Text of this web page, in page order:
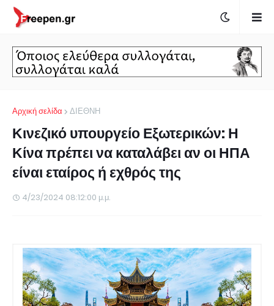
Αρχική σελίδα ΔΙΕΘΝΗ
Κινεζικό υπουργείο Εξωτερικών: Η
Κίνα πρέπει να καταλάβει αν οι ΗΠΑ
είναι εταίρος ή εχθρός της
4/23/2024 08:12:00 μ.μ.